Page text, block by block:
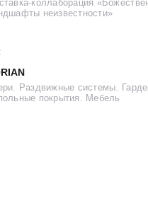
коллаборация
неизвестности»
Раздвижные системы.
покрытия. Мебель